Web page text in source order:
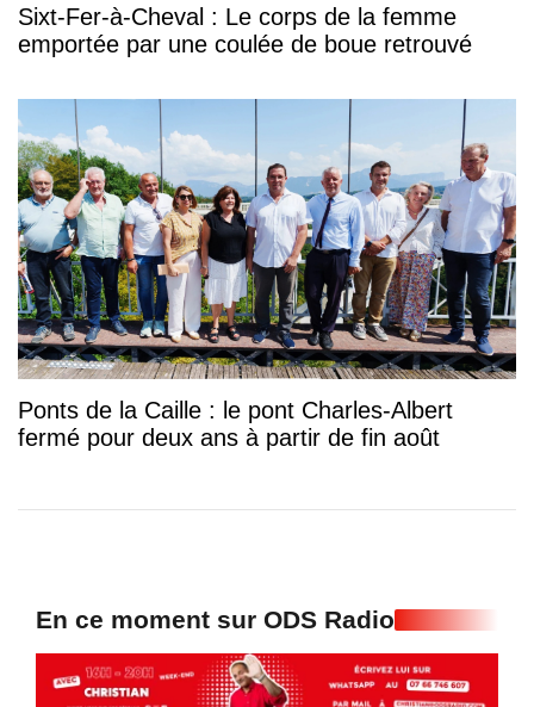
Sixt-Fer-à-Cheval : Le corps de la femme
emportée par une coulée de boue retrouvé
Ponts de la Caille : le pont Charles-Albert
fermé pour deux ans à partir de fin août
En ce moment sur ODS Radio